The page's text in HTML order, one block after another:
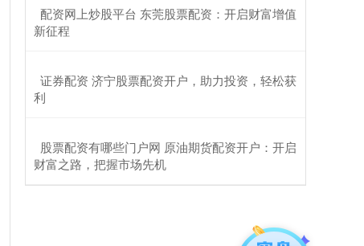
​配资网上炒股平台 东莞股票配资：开启财富增值
新征程
​证券配资 济宁股票配资开户，助力投资，轻松获
利
​股票配资有哪些门户网 原油期货配资开户：开启
财富之路，把握市场先机